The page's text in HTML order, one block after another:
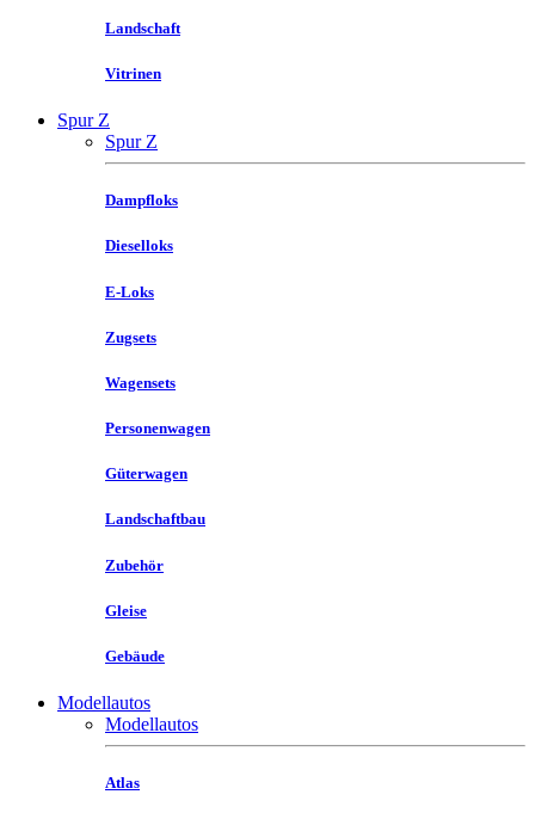
Landschaft
Vitrinen
Spur Z
Spur Z
Dampfloks
Dieselloks
E-Loks
Zugsets
Wagensets
Personenwagen
Güterwagen
Landschaftbau
Zubehör
Gleise
Gebäude
Modellautos
Modellautos
Atlas